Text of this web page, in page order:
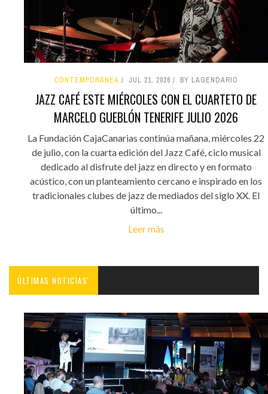
CONTEMPORÁNEA JUL 21, 2026 BY LAGENDARIO
JAZZ CAFÉ ESTE MIÉRCOLES CON EL CUARTETO DE
MARCELO GUEBLÓN TENERIFE JULIO 2026
La Fundación CajaCanarias continúa mañana, miércoles 22
de julio, con la cuarta edición del Jazz Café, ciclo musical
dedicado al disfrute del jazz en directo y en formato
acústico, con un planteamiento cercano e inspirado en los
tradicionales clubes de jazz de mediados del siglo XX. El
último...
Leer más
ÚLTIMAS NOTICIAS'